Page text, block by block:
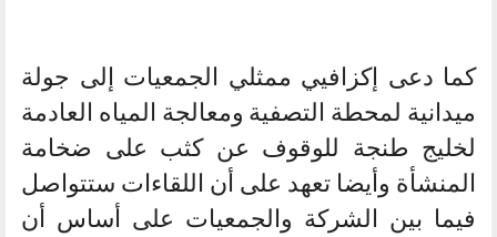
كما دعى إكزافيي ممثلي الجمعيات إلى جولة
ميدانية لمحطة التصفية ومعالجة المياه العادمة
لخليج طنجة للوقوف عن كثب على ضخامة
المنشأة وأيضا تعهد على أن اللقاءات ستتواصل
فيما بين الشركة والجمعيات على أساس أن